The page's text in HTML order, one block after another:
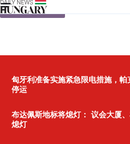
Skip to content
匈牙利准备实施紧急限电措施，
停运
布达佩斯地标将熄灯： 议会大厦
熄灯